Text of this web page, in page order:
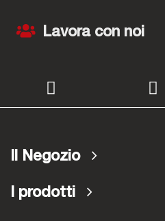
Lavora con noi
Il Negozio
I prodotti